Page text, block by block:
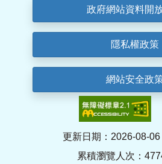
政府網站資料開
隱私權政策
網站安全政
更新日期：2026-08-
累積瀏覽人次：